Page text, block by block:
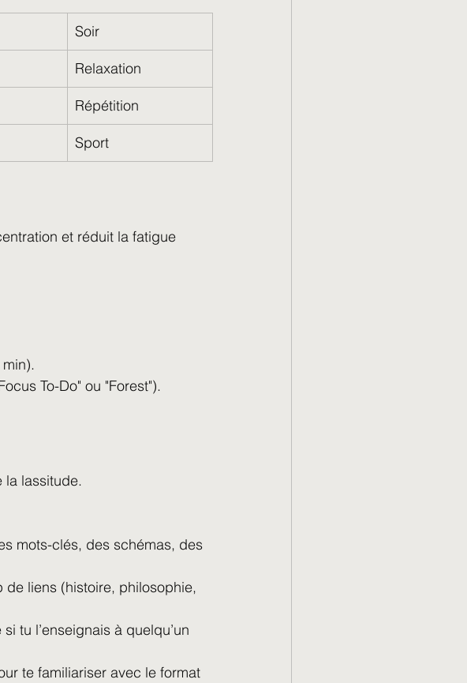
Soir
Relaxation
Répétition
Sport
et réduit la fatigue
To-Do" ou "Forest").
la lassitude.
mots-clés, des schémas, des
liens (histoire, philosophie,
tu l’enseignais à quelqu’un
te familiariser avec le format